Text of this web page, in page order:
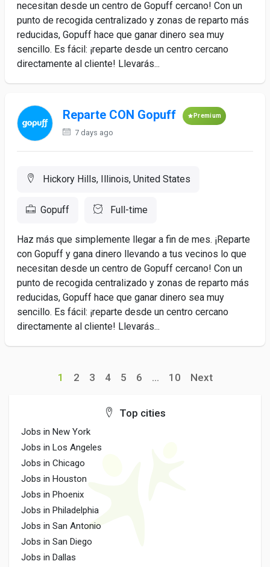
necesitan desde un centro de Gopuff cercano! Con un
punto de recogida centralizado y zonas de reparto más
reducidas, Gopuff hace que ganar dinero sea muy
sencillo. Es fácil: ¡reparte desde un centro cercano
directamente al cliente! Llevarás...
Reparte CON Gopuff Premium
7 days ago
Hickory Hills, Illinois, United States
Gopuff Full-time
Haz más que simplemente llegar a fin de mes. ¡Reparte
con Gopuff y gana dinero llevando a tus vecinos lo que
necesitan desde un centro de Gopuff cercano! Con un
punto de recogida centralizado y zonas de reparto más
reducidas, Gopuff hace que ganar dinero sea muy
sencillo. Es fácil: ¡reparte desde un centro cercano
directamente al cliente! Llevarás...
1 2 3 4 5 6 ... 10 Next
Top cities
Jobs in New York
Jobs in Los Angeles
Jobs in Chicago
Jobs in Houston
Jobs in Phoenix
Jobs in Philadelphia
Jobs in San Antonio
Jobs in San Diego
Jobs in Dallas